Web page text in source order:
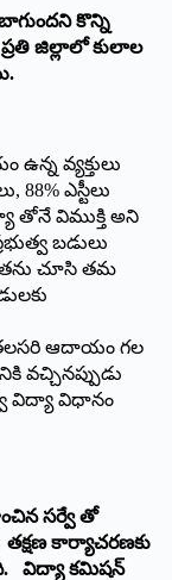
కొన్ని
జిల్లాలో కులాల
వ్యక్తులు
88% ఎస్టీలు
తోనే విముక్తి అని
బడులు
చూసి తమ
ఆదాయం గల
వచ్చినప్పుడు
విద్యా విధానం
సర్వే తో
కార్యాచరణకు
విద్యా కమిషన్